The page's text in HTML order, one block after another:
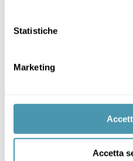
Statistiche
Marketing
Accetta